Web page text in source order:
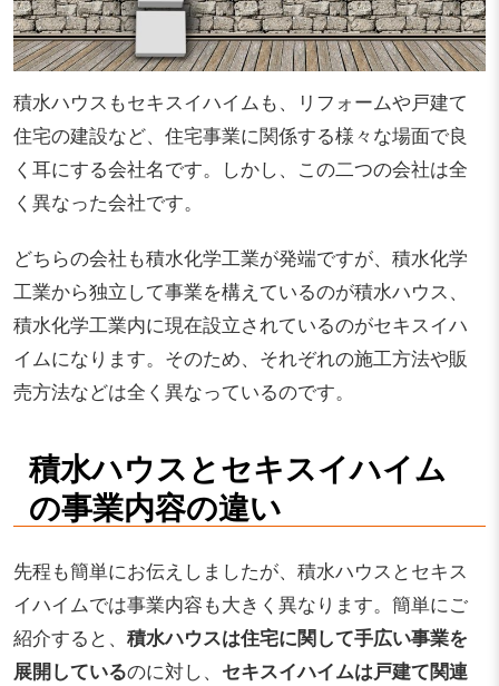
積水ハウスもセキスイハイムも、リフォームや戸建て
住宅の建設など、住宅事業に関係する様々な場面で良
く耳にする会社名です。しかし、この二つの会社は全
く異なった会社です。
どちらの会社も積水化学工業が発端ですが、積水化学
工業から独立して事業を構えているのが積水ハウス、
積水化学工業内に現在設立されているのがセキスイハ
イムになります。そのため、それぞれの施工方法や販
売方法などは全く異なっているのです。
積水ハウスとセキスイハイム
の事業内容の違い
先程も簡単にお伝えしましたが、積水ハウスとセキス
イハイムでは事業内容も大きく異なります。簡単にご
紹介すると、 積水ハウスは住宅に関して手広い事業を
展開しているのに対し、 セキスイハイムは戸建て関連